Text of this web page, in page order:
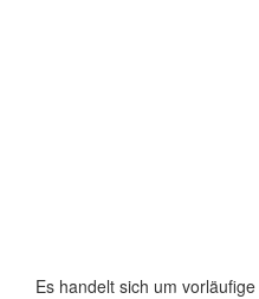
Es handelt sich um